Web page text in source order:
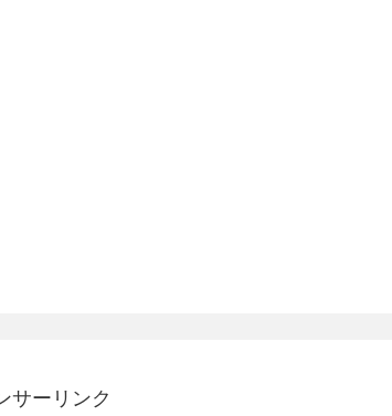
サーリンク